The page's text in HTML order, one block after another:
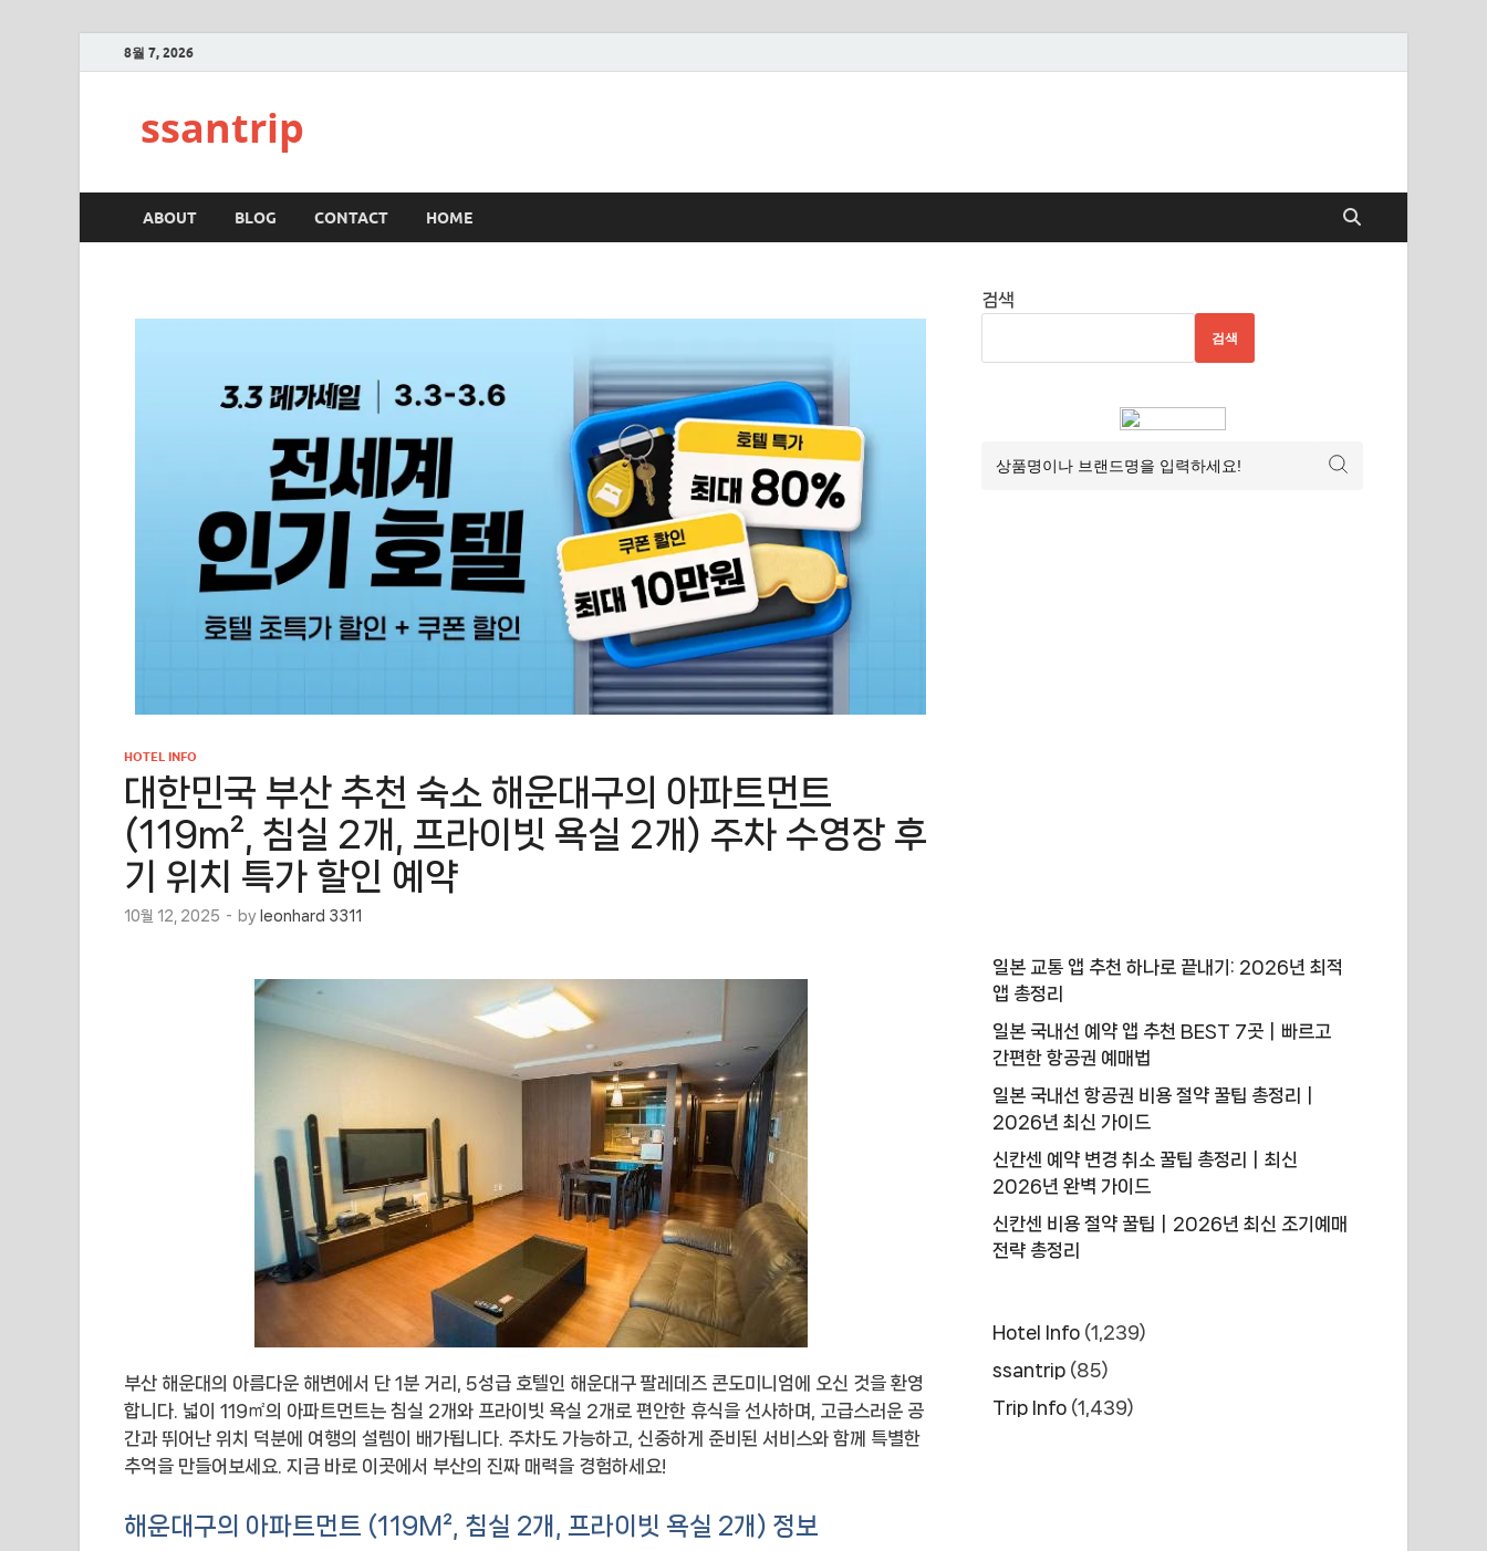
8월 7, 2026
ssantrip
ABOUT BLOG CONTACT HOME
HOTEL INFO
대한민국 부산 추천 숙소 해운대구의 아파트먼트
(119m², 침실 2개, 프라이빗 욕실 2개) 주차 수영장 후
기 위치 특가 할인 예약
10월 12, 2025 - by leonhard 3311
부산 해운대의 아름다운 해변에서 단 1분 거리, 5성급 호텔인 해운대구 팔레데즈 콘도미니엄에 오신 것을 환영
합니다. 넓이 119㎡의 아파트먼트는 침실 2개와 프라이빗 욕실 2개로 편안한 휴식을 선사하며, 고급스러운 공
간과 뛰어난 위치 덕분에 여행의 설렘이 배가됩니다. 주차도 가능하고, 신중하게 준비된 서비스와 함께 특별한
추억을 만들어보세요. 지금 바로 이곳에서 부산의 진짜 매력을 경험하세요!
해운대구의 아파트먼트 (119M², 침실 2개, 프라이빗 욕실 2개) 정보
검색
검색
일본 교통 앱 추천 하나로 끝내기: 2026년 최적
앱 총정리
일본 국내선 예약 앱 추천 BEST 7곳｜빠르고
간편한 항공권 예매법
일본 국내선 항공권 비용 절약 꿀팁 총정리｜
2026년 최신 가이드
신칸센 예약 변경 취소 꿀팁 총정리｜최신
2026년 완벽 가이드
신칸센 비용 절약 꿀팁｜2026년 최신 조기예매
전략 총정리
Hotel Info (1,239)
ssantrip (85)
Trip Info (1,439)